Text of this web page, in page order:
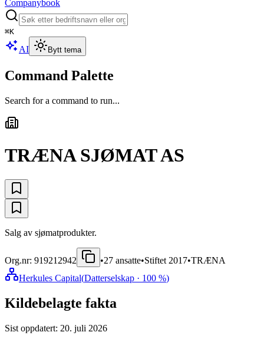
Companybook
⌘K
AI Bytt tema
Command Palette
Search for a command to run...
TRÆNA SJØMAT AS
Salg av sjømatprodukter.
Org.nr: 919212942 •27 ansatte•Stiftet 2017•TRÆNA
Herkules Capital(Datterselskap · 100 %)
Kildebelagte fakta
Sist oppdatert: 20. juli 2026